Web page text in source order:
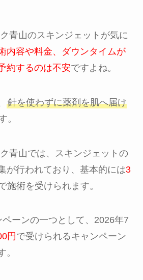
青山のスキンジェットが気に
内容や料金、ダウンタイムが
約するのは不安ですよね。
針を使わずに薬剤を肌へ届け
。
青山では、スキンジェットの
が行われており、基本的には3
施術を受けられます。
ーンの一つとして、2026年7
円 で受けられるキャンペーン
。